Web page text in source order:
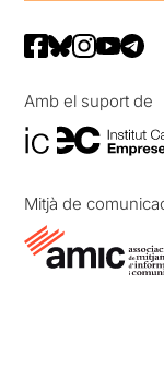
Amb el suport de
Mitjà de